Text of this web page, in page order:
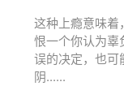
这种上瘾意味着
恨一个你认为辜
误的决定，也可
阴......